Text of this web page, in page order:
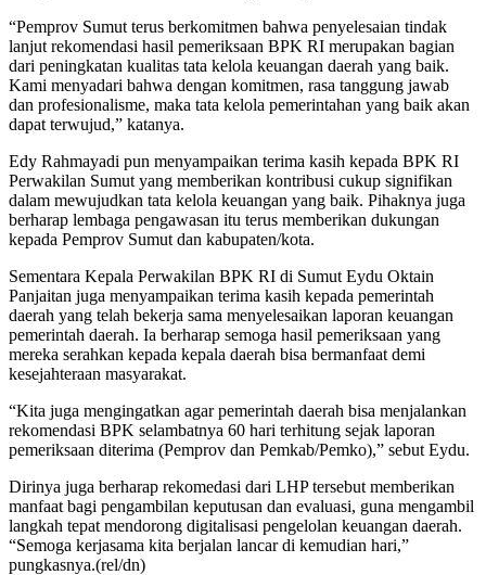
“Pemprov Sumut terus berkomitmen bahwa penyelesaian tindak
lanjut rekomendasi hasil pemeriksaan BPK RI merupakan bagian
dari peningkatan kualitas tata kelola keuangan daerah yang baik.
Kami menyadari bahwa dengan komitmen, rasa tanggung jawab
dan profesionalisme, maka tata kelola pemerintahan yang baik akan
dapat terwujud,” katanya.
Edy Rahmayadi pun menyampaikan terima kasih kepada BPK RI
Perwakilan Sumut yang memberikan kontribusi cukup signifikan
dalam mewujudkan tata kelola keuangan yang baik. Pihaknya juga
berharap lembaga pengawasan itu terus memberikan dukungan
kepada Pemprov Sumut dan kabupaten/kota.
Sementara Kepala Perwakilan BPK RI di Sumut Eydu Oktain
Panjaitan juga menyampaikan terima kasih kepada pemerintah
daerah yang telah bekerja sama menyelesaikan laporan keuangan
pemerintah daerah. Ia berharap semoga hasil pemeriksaan yang
mereka serahkan kepada kepala daerah bisa bermanfaat demi
kesejahteraan masyarakat.
“Kita juga mengingatkan agar pemerintah daerah bisa menjalankan
rekomendasi BPK selambatnya 60 hari terhitung sejak laporan
pemeriksaan diterima (Pemprov dan Pemkab/Pemko),” sebut Eydu.
Dirinya juga berharap rekomedasi dari LHP tersebut memberikan
manfaat bagi pengambilan keputusan dan evaluasi, guna mengambil
langkah tepat mendorong digitalisasi pengelolan keuangan daerah.
“Semoga kerjasama kita berjalan lancar di kemudian hari,”
pungkasnya.(rel/dn)